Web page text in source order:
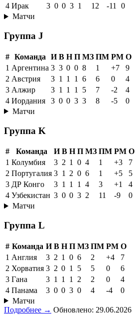
4 Ирак 3 0 0 3 1 12 -11 0
Матчи
Группа J
# Команда И В Н П МЗ ПМ РМ О
1 Аргентина 3 3 0 0 8 1 +7
9
2 Австрия 3 1 1 1 6 6 0
4
3 Алжир 3 1 1 1 5 7 -2
4
4 Иордания 3 0 0 3 3 8 -5
0
Матчи
Группа K
# Команда И В Н П МЗ ПМ РМ О
1 Колумбия 3 2 1 0 4 1 +3
7
2 Португалия 3 1 2 0 6 1 +5
5
3 ДР Конго 3 1 1 1 4 3 +1
4
4 Узбекистан 3 0 0 3 2 11 -9
0
Матчи
Группа L
# Команда И В Н П МЗ ПМ РМ О
1 Англия 3 2 1 0 6 2 +4
7
2 Хорватия 3 2 0 1 5 5 0
6
3 Гана 3 1 1 1 2 2 0
4
4 Панама 3 0 0 3 0 4 -4
0
Матчи
Подробнее → Обновлено: 29.06.2026